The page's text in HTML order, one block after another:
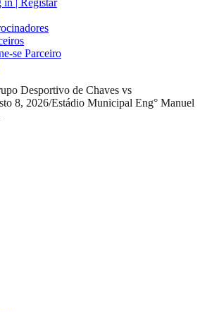
in | Registar
se Parceiro
Desportivo de Chaves vs
8, 2026/Estádio Municipal Eng° Manuel